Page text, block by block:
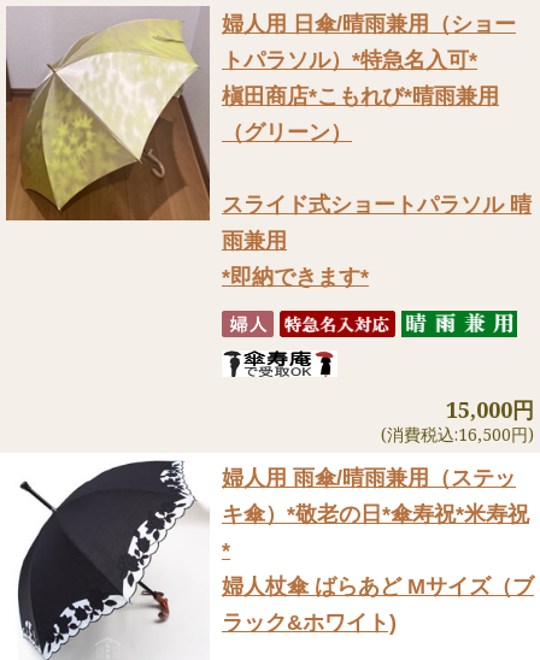
婦人用 日傘/晴雨兼用（ショー
トパラソル） *特急名入可*
槇田商店*こもれび*晴雨兼用
（グリーン）
スライド式ショートパラソル 晴
雨兼用
*即納できます*
15,000円
(消費税込:16,500円)
婦人用 雨傘/晴雨兼用（ステッ
キ傘） *敬老の日*傘寿祝*米寿祝
*
婦人杖傘 ばらあど Mサイズ（ブ
ラック&ホワイト)